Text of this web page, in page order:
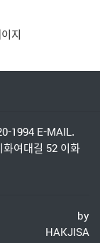
1994 E-MAIL.
여대길 52 이화
by
HAKJISA